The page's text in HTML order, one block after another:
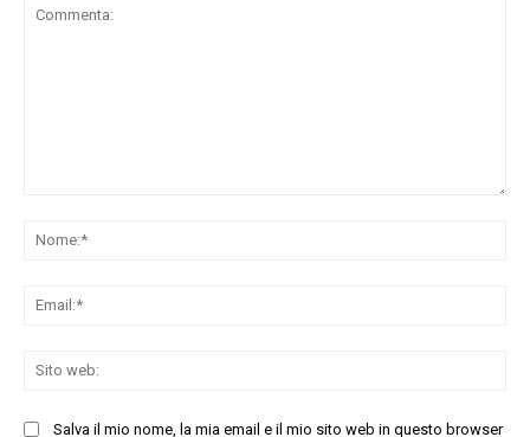
Salva il mio nome, la mia email e il mio sito web in questo browser